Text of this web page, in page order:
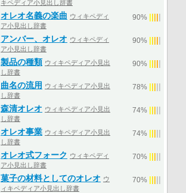
キペディア小見出し辞書
オレオ名義の楽曲 ウィキペディ
ア小見出し辞書
90%
アンバー、オレオ ウィキペディ
ア小見出し辞書
90%
製品の種類 ウィキペディア小見出
し辞書
90%
曲名の流用 ウィキペディア小見出
し辞書
78%
森清オレオ ウィキペディア小見出
し辞書
74%
オレオ事業 ウィキペディア小見出
し辞書
74%
オレオ式フォーク ウィキペディ
ア小見出し辞書
70%
菓子の材料としてのオレオ ウ
ィキペディア小見出し辞書
70%